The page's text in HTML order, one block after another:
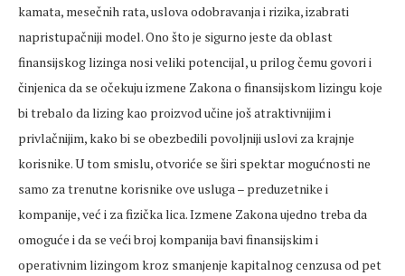
kamata, mesečnih rata, uslova odobravanja i rizika, izabrati
napristupačniji model. Ono što je sigurno jeste da oblast
finansijskog lizinga nosi veliki potencijal, u prilog čemu govori i
činjenica da se očekuju izmene Zakona o finansijskom lizingu koje
bi trebalo da lizing kao proizvod učine još atraktivnijim i
privlačnijim, kako bi se obezbedili povoljniji uslovi za krajnje
korisnike. U tom smislu, otvoriće se širi spektar mogućnosti ne
samo za trenutne korisnike ove usluga – preduzetnike i
kompanije, već i za fizička lica. Izmene Zakona ujedno treba da
omoguće i da se veći broj kompanija bavi finansijskim i
operativnim lizingom kroz smanjenje kapitalnog cenzusa od pet